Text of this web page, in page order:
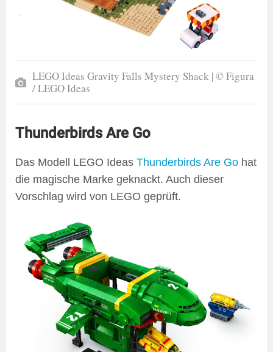
LEGO Ideas Gravity Falls Mystery Shack | © Figura
/ LEGO Ideas
Thunderbirds Are Go
Das Modell LEGO Ideas Thunderbirds Are Go hat
die magische Marke geknackt. Auch dieser
Vorschlag wird von LEGO geprüft.